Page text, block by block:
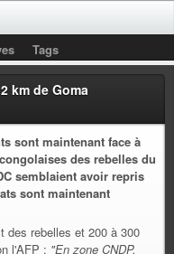
Tags
km de Goma
sont maintenant face à
des rebelles du
semblaient avoir repris
sont maintenant
des rebelles et 200 à 300
l'AFP : "En zone CNDP,